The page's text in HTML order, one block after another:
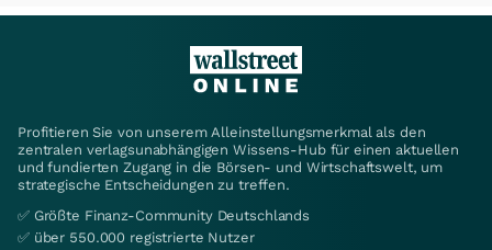
Profitieren Sie von unserem Alleinstellungsmerkmal als den
zentralen verlagsunabhängigen Wissens-Hub für einen aktuellen
und fundierten Zugang in die Börsen- und Wirtschaftswelt, um
strategische Entscheidungen zu treffen.
✅ Größte Finanz-Community Deutschlands
✅ über 550.000 registrierte Nutzer